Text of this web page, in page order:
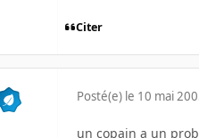
Citer
Posté(e) le 10 mai
un copain a un